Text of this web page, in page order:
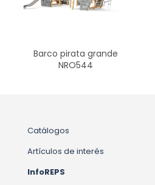
Barco pirata grande
NRO544
Catálogos
Artículos de interés
InfoREPS